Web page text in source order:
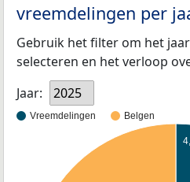
vreemdelingen per
Gebruik het filter om het
selecteren en het verloop
Jaar:
2025
Vreemdelingen Belgen